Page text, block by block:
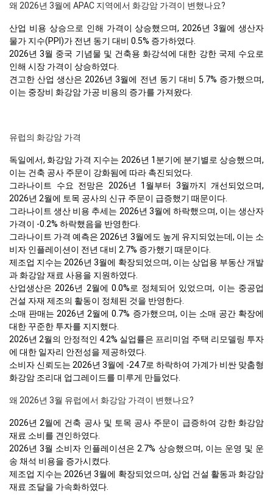
왜 2026년 3월에 APAC 지역에서 화강암 가격이 변했나요?
산업 비용 상승으로 인해 가격이 상승했으며, 2026년 3월에 생산자
물가 지수(PPI)가 전년 동기 대비 0.5% 증가하였다.
2026년 3월 중국 기념물 및 건축용 화강석에 대한 강한 국제 수요로
인해 시장 가격이 상승하였다.
견고한 산업 생산은 2026년 3월에 전년 동기 대비 5.7% 증가했으며,
이는 중장비 화강암 가공 비용의 증가를 가져왔다.
유럽의 화강암 가격
독일에서, 화강암 가격 지수는 2026년 1분기에 분기별로 상승했으며,
이는 건축 공사 주문이 강화됨에 따라 촉진되었다.
그라나이트 수요 전망은 2026년 1월부터 3월까지 개선되었으며,
2026년 2월에 토목 공사의 신규 주문이 급증했기 때문이다.
그라나이트 생산 비용 추세는 2026년 3월에 하락했으며, 이는 생산자
가격이 -0.2% 하락했음을 반영한다.
그라나이트 가격 예측은 2026년 3월에도 높게 유지되었는데, 이는 소
비자 인플레이션이 전년 대비 2.7% 증가했기 때문이다.
제조업 지수는 2026년 3월에 확장되었으며, 이는 상업용 부동산 개발
과 화강암 재료 사용을 지원하였다.
산업생산은 2026년 2월에 0.0%로 정체되어 있었으며, 이는 중공업
건설 자재 제조의 활동이 정체된 것을 반영한다.
소매 판매는 2026년 2월에 0.7% 증가했으며, 이는 소매 공간 확장에
대한 꾸준한 투자를 지지했다.
2026년 2월의 안정적인 4.2% 실업률은 프리미엄 주택 리모델링 투자
에 대한 일자리 안전성을 제공하였다.
소비자 신뢰도는 2026년 3월에 -24.7로 하락하여 가계가 비싼 맞춤형
화강암 조리대 업그레이드를 미루게 만들었다.
왜 2026년 3월 유럽에서 화강암 가격이 변했나요?
2026년 2월에 건축 공사 및 토목 공사 주문이 급증하여 강한 화강암
재료 소비를 견인하였다.
2026년 3월 소비자 인플레이션은 2.7% 상승했으며, 이는 운영 및 운
송 채석 비용을 증가시켰다.
제조업 지수는 2026년 3월에 확장되었으며, 상업 건설 활동과 화강암
재료 조달을 가속화하였다.